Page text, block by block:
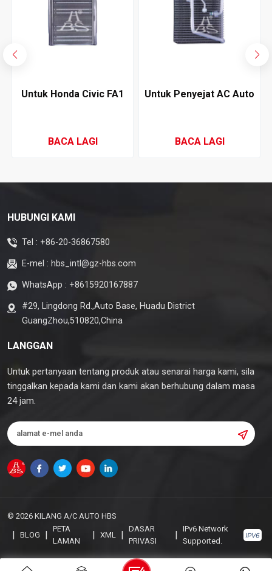
Untuk Honda Civic FA1
BACA LAGI
Untuk Penyejat AC Auto
BACA LAGI
HUBUNGI KAMI
Tel : +86-20-36867580
E-mel : hbs_intl@gz-hbs.com
WhatsApp : +8615920167887
#29, Lingdong Rd.,Auto Base, Huadu District
GuangZhou,510820,China
LANGGAN
Untuk pertanyaan tentang produk atau senarai harga kami, sila
tinggalkan kepada kami dan kami akan berhubung dalam masa
24 jam.
© 2026 KILANG A/C AUTO HBS
BLOG
PETA
LAMAN
XML
DASAR
PRIVASI
IPv6 Network
Supported.